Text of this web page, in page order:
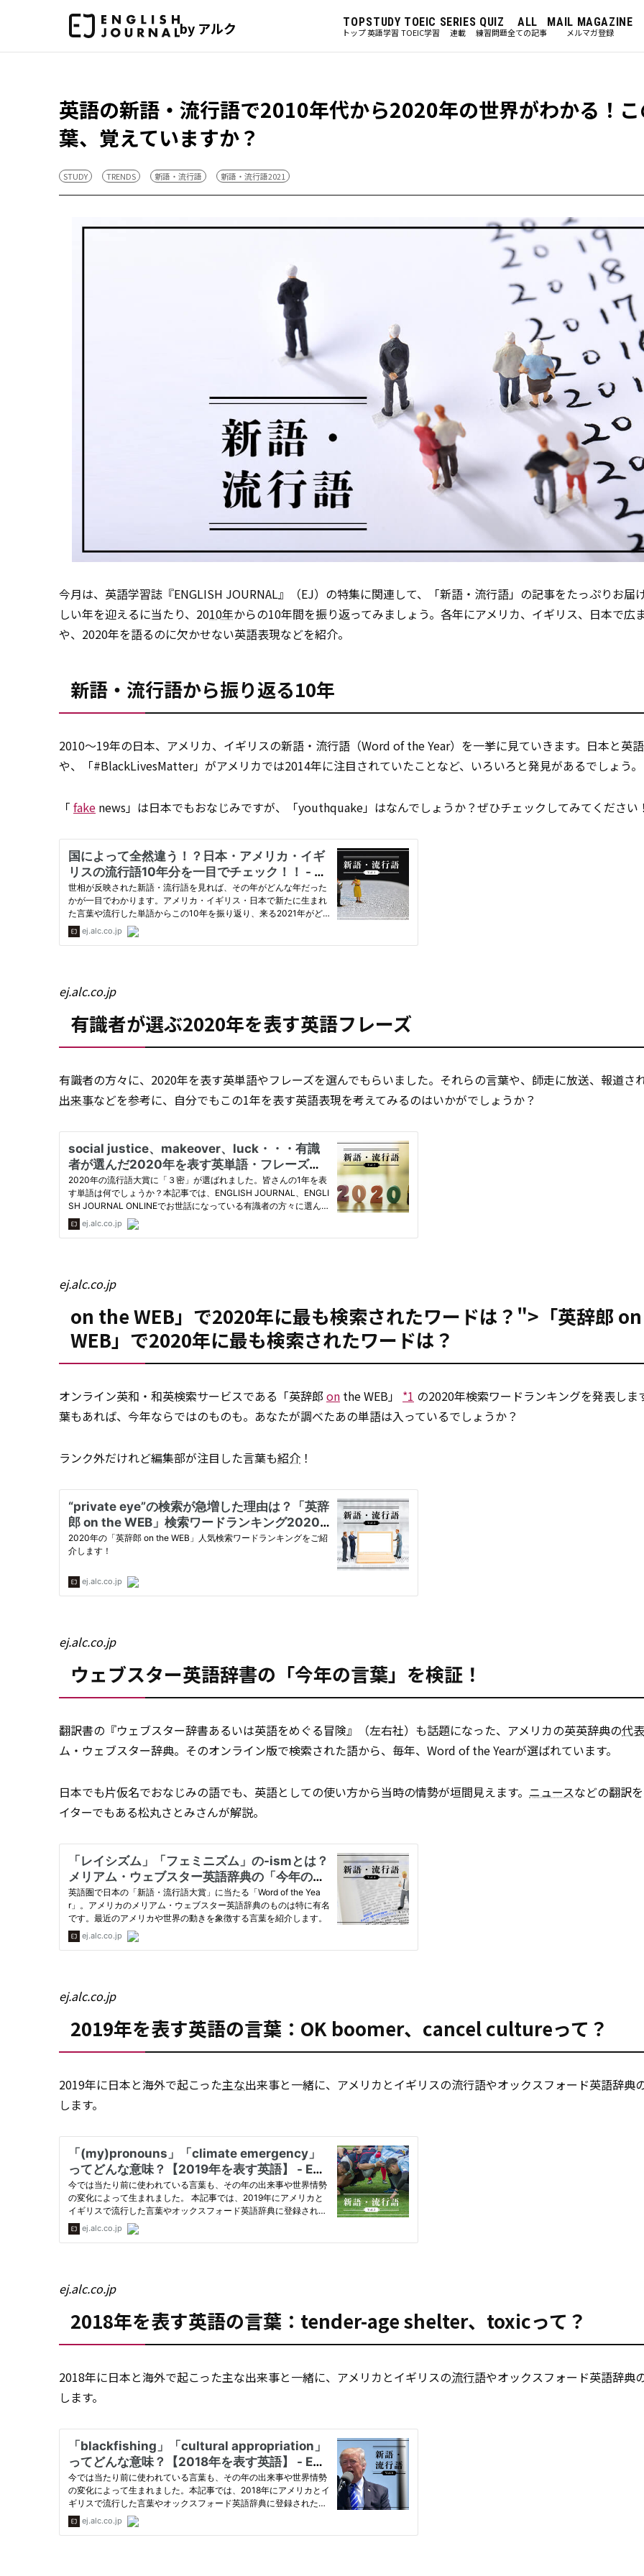
by アルク TOP
トップ
STUDY
英語学習
TOEIC
TOEIC学習
SERIES
連載
QUIZ
練習問題
ALL
全ての記事
MAIL MAGAZINE
メルマガ登録
英語の新語・流行語で2010年代から2020年の世界がわかる！
葉、覚えていますか？
STUDY TRENDS 新語・流行語 新語・流行語2021
今月は、英語学習誌『ENGLISH JOURNAL』（EJ）の特集に関連して、「新語・流行語」の記事をたっぷりお届
しい年を迎えるに当たり、2010年からの10年間を振り返ってみましょう。各年にアメリカ、イギリス、日本で広
や、2020年を語るのに欠かせない英語表現などを紹介。
新語・流行語から振り返る10年
2010～19年の日本、アメリカ、イギリスの新語・流行語（Word of the Year）を一挙に見ていきます。日本と英
や、「#BlackLivesMatter」がアメリカでは2014年に注目されていたことなど、いろいろと発見があるでしょう。
「 fake news」は日本でもおなじみですが、「youthquake」はなんでしょうか？ぜひチェックしてみてください！
ej.alc.co.jp
有識者が選ぶ2020年を表す英語フレーズ
有識者の方々に、2020年を表す英単語やフレーズを選んでもらいました。それらの言葉や、師走に放送、報道さ
出来事などを参考に、自分でもこの1年を表す英語表現を考えてみるのはいかがでしょうか？
ej.alc.co.jp
on the WEB」で2020年に最も検索されたワードは？">「英辞郎on
WEB」で2020年に最も検索されたワードは？
オンライン英和・和英検索サービスである「英辞郎 on the WEB」 *1 の2020年検索ワードランキングを発表しま
葉もあれば、今年ならではのものも。あなたが調べたあの単語は入っているでしょうか？
ランク外だけれど編集部が注目した言葉も紹介 ！
ej.alc.co.jp
ウェブスター英語辞書の「今年の言葉」を検証！
翻訳書の『ウェブスター辞書あるいは英語をめぐる冒険』（左右社）も話題になった、アメリカの英英辞典の代表
ム・ウェブスター辞典。そのオンライン版で検索された語から、毎年、Word of the Yearが選ばれています。
日本でも片仮名でおなじみの語でも、英語としての使い方から当時の情勢が垣間見えます。 ニュースなどの翻訳
イターでもある松丸さとみさんが解説。
ej.alc.co.jp
2019年を表す英語の言葉：OK boomer、cancel cultureって？
2019年に日本と海外で起こった主な出来事と一緒に、アメリカとイギリスの流行語やオックスフォード英語辞典
します。
ej.alc.co.jp
2018年を表す英語の言葉：tender-age shelter、toxicって？
2018年に日本と海外で起こった主な出来事と一緒に、アメリカとイギリスの流行語やオックスフォード英語辞典
します。